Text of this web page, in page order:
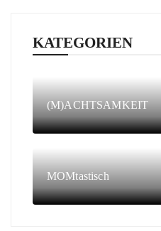
KATEGORIEN
(M)ACHTSAMKEIT
MOMtastisch